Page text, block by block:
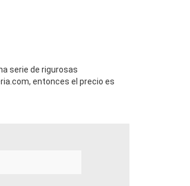
serie de rigurosas
entonces el precio es